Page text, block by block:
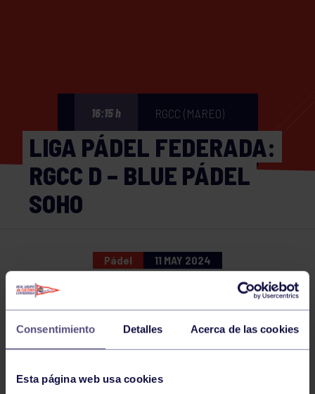
Consentimiento Detalles Acerca de las cookies
Esta página web usa cookies
16:15 h RGCC (MAREO)
LIGA PÁDEL FEDERADA:
RGCC D – BLUE PÁDEL
SOHO
Pádel 11 MAY 2024
NOTICIAS RELACIONADAS